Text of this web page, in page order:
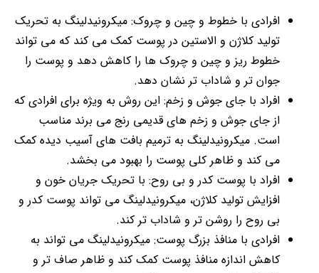
افرادی با خطوط و چین و چروک: میکرونیدلینگ به تحریک
تولید کلاژن و الاستین در پوست کمک می کند که می تواند
خطوط ریز و چین و چروک ها را کاهش دهد و پوست را
جوان تر و شاداب تر نشان دهد.
افراد با جای جوش و زخم: این روش به ویژه برای افرادی که
از جای جوش و زخم های قدیمی رنج می برند مناسب
است. میکرونیدلینگ به ترمیم بافت های آسیب دیده کمک
می کند و ظاهر کلی پوست را بهبود می بخشد.
افراد با پوست کدر و بی روح: با تحریک جریان خون و
افزایش تولید کلاژن، میکرونیدلینگ می تواند پوست کدر و
بی روح را روشن تر و شاداب تر کند.
افرادی با منافذ بزرگ پوست: میکرونیدلینگ می تواند به
کاهش اندازه منافذ پوست کمک کند و ظاهر صاف تر و